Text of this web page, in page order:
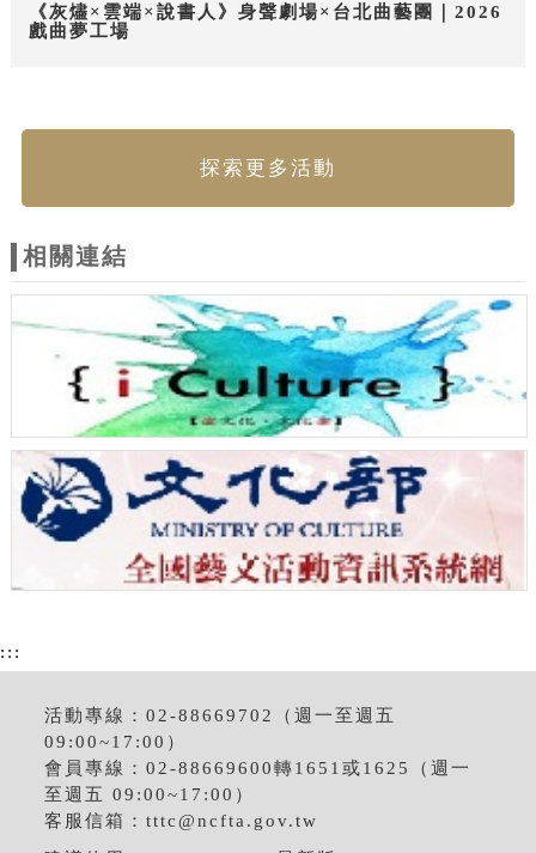
《灰燼×雲端×說書人》身聲劇場×台北曲藝團｜2026
戲曲夢工場
探索更多活動
相關連結
:::
活動專線：02-88669702（週一至週五
09:00~17:00）
會員專線：02-88669600轉1651或1625（週一
至週五 09:00~17:00）
客服信箱：tttc@ncfta.gov.tw